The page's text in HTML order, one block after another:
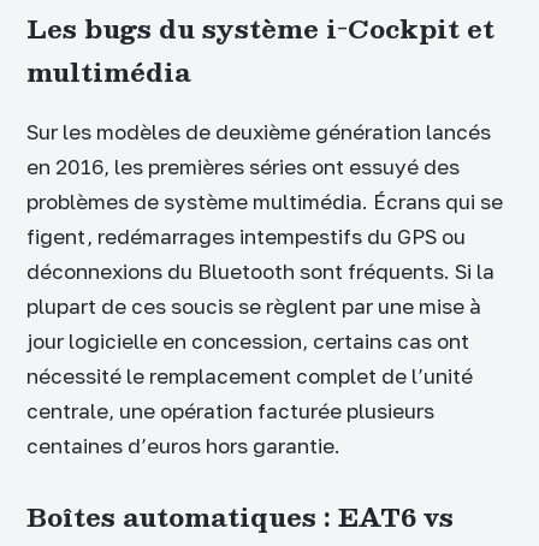
Les bugs du système i-Cockpit et
multimédia
Sur les modèles de deuxième génération lancés
en 2016, les premières séries ont essuyé des
problèmes de système multimédia. Écrans qui se
figent, redémarrages intempestifs du GPS ou
déconnexions du Bluetooth sont fréquents. Si la
plupart de ces soucis se règlent par une mise à
jour logicielle en concession, certains cas ont
nécessité le remplacement complet de l’unité
centrale, une opération facturée plusieurs
centaines d’euros hors garantie.
Boîtes automatiques : EAT6 vs